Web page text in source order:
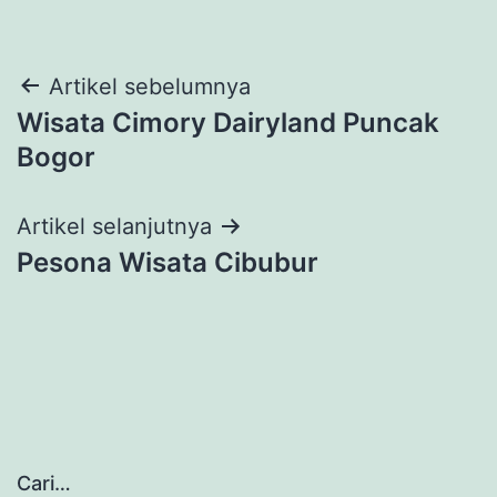
Navigasi
pos
Artikel sebelumnya
Wisata Cimory Dairyland Puncak
Bogor
Artikel selanjutnya
Pesona Wisata Cibubur
Cari…